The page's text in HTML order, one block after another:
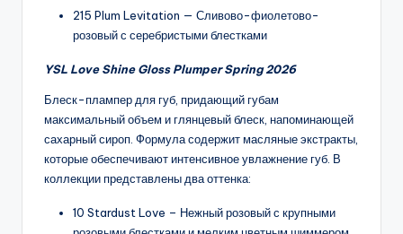
215 Plum Levitation — Сливово-фиолетово-
розовый с серебристыми блестками
YSL Love Shine Gloss Plumper Spring 2026
Блеск-плампер для губ, придающий губам
максимальный объем и глянцевый блеск, напоминающей
сахарный сироп. Формула содержит масляные экстракты,
которые обеспечивают интенсивное увлажнение губ. В
коллекции представлены два оттенка:
10 Stardust Love – Нежный розовый с крупными